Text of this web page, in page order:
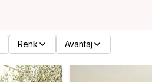
Renk Avantaj